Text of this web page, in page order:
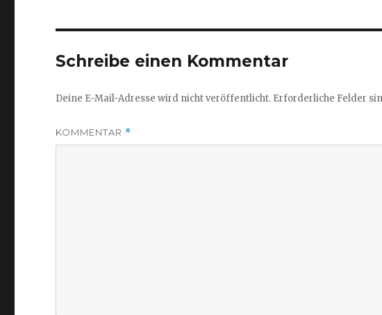
Schreibe einen Kommentar
Deine E-Mail-Adresse wird nicht veröffentlicht. Erforderliche Felder
KOMMENTAR *